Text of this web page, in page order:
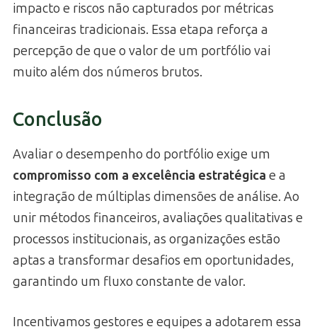
impacto e riscos não capturados por métricas
financeiras tradicionais. Essa etapa reforça a
percepção de que o valor de um portfólio vai
muito além dos números brutos.
Conclusão
Avaliar o desempenho do portfólio exige um
compromisso com a excelência estratégica e a
integração de múltiplas dimensões de análise. Ao
unir métodos financeiros, avaliações qualitativas e
processos institucionais, as organizações estão
aptas a transformar desafios em oportunidades,
garantindo um fluxo constante de valor.
Incentivamos gestores e equipes a adotarem essa